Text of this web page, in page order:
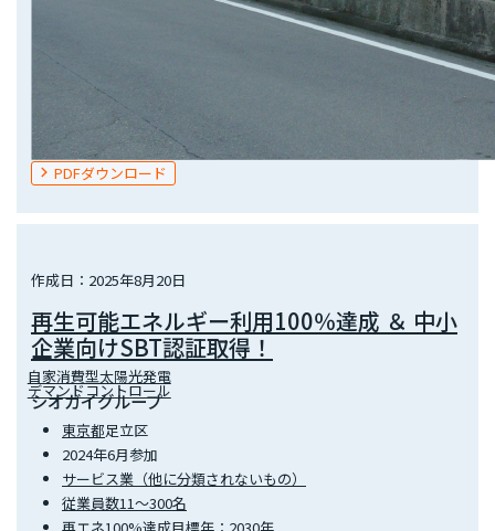
PDFダウンロード
作成日：2025年8月20日
再生可能エネルギー利用100％達成 ＆ 中小
企業向けSBT認証取得！
自家消費型太陽光発電
デマンドコントロール
シオガイグループ
東京都足立区
2024年6月参加
サービス業（他に分類されないもの）
従業員数11～300名
再エネ100%達成目標年：2030年